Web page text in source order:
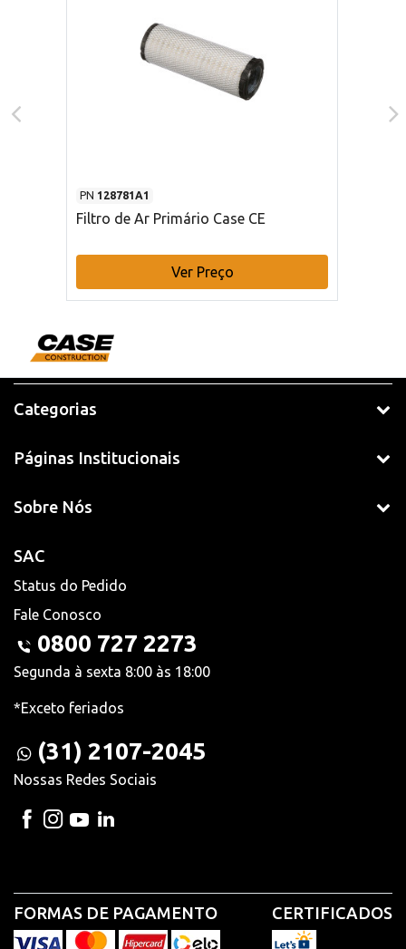
PN 128781A1
Filtro de Ar Primário Case CE
Ver Preço
Categorias
Páginas Institucionais
Sobre Nós
SAC
Status do Pedido
Fale Conosco
0800 727 2273
Segunda à sexta 8:00 às 18:00
*Exceto feriados
(31) 2107-2045
Nossas Redes Sociais
FORMAS DE PAGAMENTO CERTIFICADOS